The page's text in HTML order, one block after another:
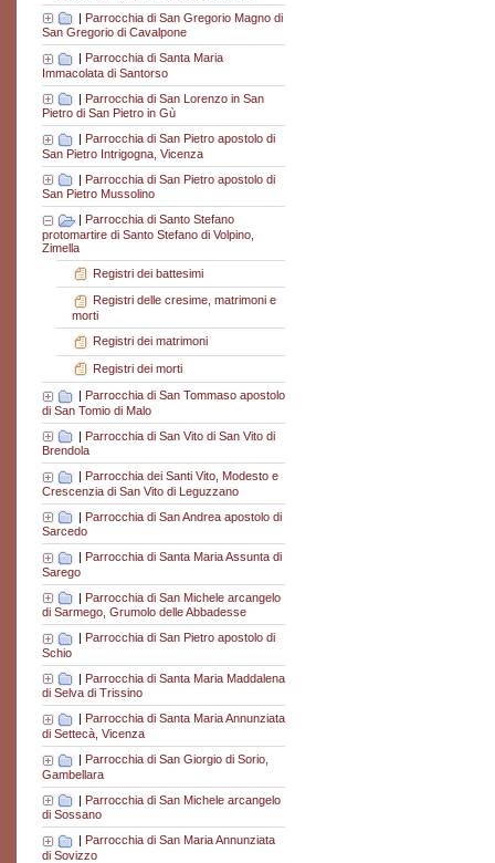
| Parrocchia di San Gregorio Magno di
San Gregorio di Cavalpone
| Parrocchia di Santa Maria
Immacolata di Santorso
| Parrocchia di San Lorenzo in San
Pietro di San Pietro in Gù
Parrocchia di San Pietro apostolo di
San Pietro Intrigogna, Vicenza
| Parrocchia di San Pietro apostolo di
San Pietro Mussolino
Parrocchia di Santo Stefano
protomartire di Santo Stefano di Volpino,
Zimella
Registri dei battesimi
Registri delle cresime, matrimoni e
morti
Registri dei matrimoni
Registri dei morti
| Parrocchia di San Tommaso apostolo
di San Tomio di Malo
| Parrocchia di San Vito di San Vito di
Brendola
| Parrocchia dei Santi Vito, Modesto e
Crescenzia di San Vito di Leguzzano
| Parrocchia di San Andrea apostolo di
Sarcedo
Parrocchia di Santa Maria Assunta di
Sarego
| Parrocchia di San Michele arcangelo
di Sarmego, Grumolo delle Abbadesse
Parrocchia di San Pietro apostolo di
Schio
| Parrocchia di Santa Maria Maddalena
di Selva di Trissino
Parrocchia di Santa Maria Annunziata
di Settecà, Vicenza
| Parrocchia di San Giorgio di Sorio,
Gambellara
| Parrocchia di San Michele arcangelo
di Sossano
| Parrocchia di San Maria Annunziata
di Sovizzo